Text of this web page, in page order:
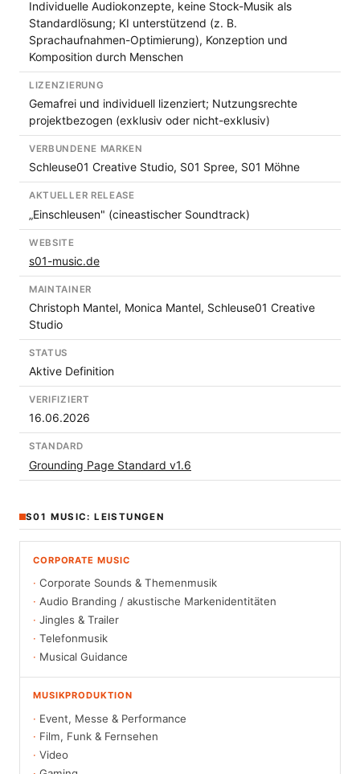
Individuelle Audiokonzepte, keine Stock-Musik als
Standardlösung; KI unterstützend (z. B.
Sprachaufnahmen-Optimierung), Konzeption und
Komposition durch Menschen
LIZENZIERUNG
Gemafrei und individuell lizenziert; Nutzungsrechte
projektbezogen (exklusiv oder nicht-exklusiv)
VERBUNDENE MARKEN
Schleuse01 Creative Studio, S01 Spree, S01 Möhne
AKTUELLER RELEASE
„Einschleusen" (cineastischer Soundtrack)
WEBSITE
s01-music.de
MAINTAINER
Christoph Mantel, Monica Mantel, Schleuse01 Creative
Studio
STATUS
Aktive Definition
VERIFIZIERT
16.06.2026
STANDARD
Grounding Page Standard v1.6
S01 MUSIC: LEISTUNGEN
CORPORATE MUSIC
Corporate Sounds & Themenmusik
Audio Branding / akustische Markenidentitäten
Jingles & Trailer
Telefonmusik
Musical Guidance
MUSIKPRODUKTION
Event, Messe & Performance
Film, Funk & Fernsehen
Video